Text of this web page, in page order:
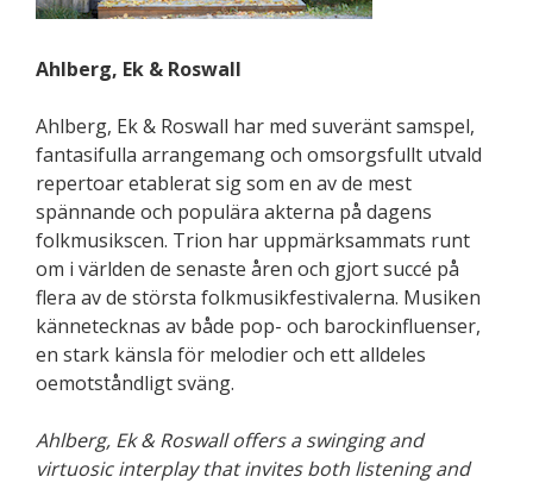
Ahlberg, Ek & Roswall
Ahlberg, Ek & Roswall har med suveränt samspel,
fantasifulla arrangemang och omsorgsfullt utvald
repertoar etablerat sig som en av de mest
spännande och populära akterna på dagens
folkmusikscen. Trion har uppmärksammats runt
om i världen de senaste åren och gjort succé på
flera av de största folkmusikfestivalerna. Musiken
kännetecknas av både pop- och barockinfluenser,
en stark känsla för melodier och ett alldeles
oemotståndligt sväng.
Ahlberg, Ek & Roswall offers a swinging and
virtuosic interplay that invites both listening and